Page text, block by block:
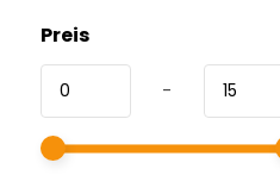
navigeren
Preis
-